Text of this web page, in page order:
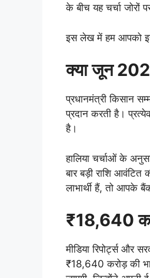
के बीच यह चर्चा जोरों
इस लेख में हम आपको इस
क्या जून
प्रधानमंत्री किसान
प्रदान करती है।
है।
हालिया चर्चाओं के
बार बड़ी राशि
लाभार्थी हैं, तो आपके
₹18,640
मीडिया रिपोर्ट्स और
₹18,640 करोड़ की